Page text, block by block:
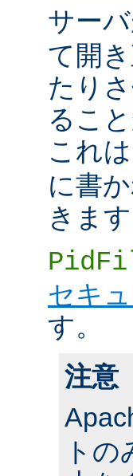
サー
て開
たり
るこ
これ
に書
きます
セキ
す。
注意
ト